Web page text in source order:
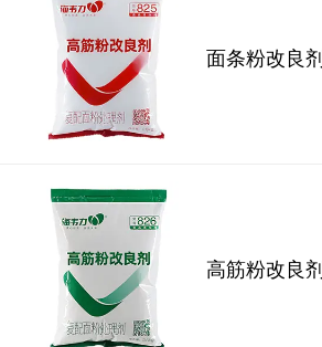
面条粉改良剂
高筋粉改良剂